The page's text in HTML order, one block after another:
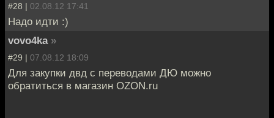
#28 | 02.08.12 17:41
Надо идти :)
vovo4ka »
#29 | 07.08.12 18:09
Для закупки двд с переводами ДЮ можно
обратиться в магазин OZON.ru